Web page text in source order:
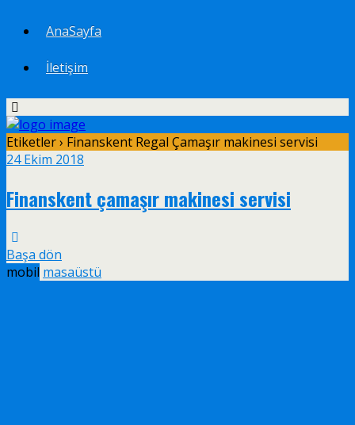
AnaSayfa
İletişim
Etiketler › Finanskent Regal Çamaşır makinesi servisi
24 Ekim 2018
Finanskent çamaşır makinesi servisi
Başa dön
mobil masaüstü